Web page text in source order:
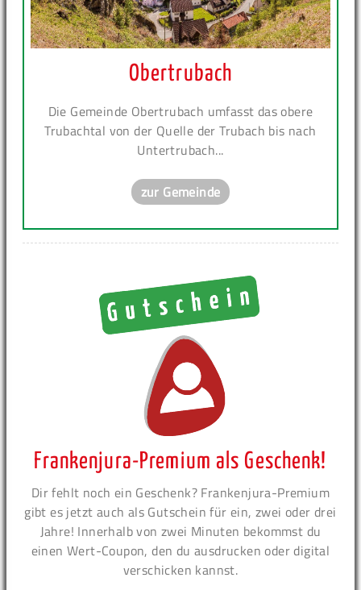
Obertrubach
Die Gemeinde Obertrubach umfasst das obere
Trubachtal von der Quelle der Trubach bis nach
Untertrubach...
zur Gemeinde
Frankenjura-Premium als Geschenk!
Dir fehlt noch ein Geschenk? Frankenjura-Premium
gibt es jetzt auch als Gutschein für ein, zwei oder drei
Jahre! Innerhalb von zwei Minuten bekommst du
einen Wert-Coupon, den du ausdrucken oder digital
verschicken kannst.